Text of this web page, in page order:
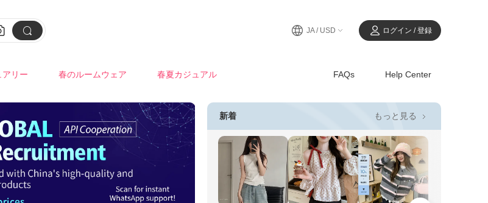
 JA / USD ログイン / 登録
アリー 春のルームウェア 春夏カジュアル FAQs Help Center
新着 もっと見る 